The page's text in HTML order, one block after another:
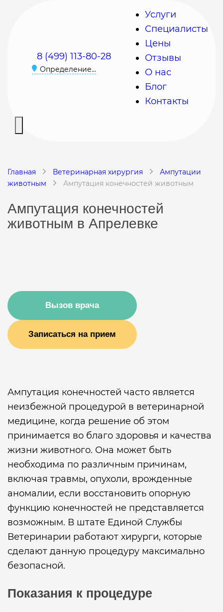
Услуги
Специалисты
Цены
Отзывы
О нас
Блог
Контакты
8 (499) 113-80-28
Определение...
Главная Ветеринарная хирургия
Ампутации
животным
Ампутация конечностей животным
Ампутация конечностей
животным в Апрелевке
Вызов врача
Записаться на прием
Ампутация конечностей часто является
неизбежной процедурой в ветеринарной
медицине, когда решение об этом
принимается во благо здоровья и качества
жизни животного. Она может быть
необходима по различным причинам,
включая травмы, опухоли, врожденные
аномалии, если восстановить опорную
функцию конечностей не представляется
возможным. В штате Единой Службы
Ветеринарии работают хирурги, которые
сделают данную процедуру максимально
безопасной.
Показания к процедуре